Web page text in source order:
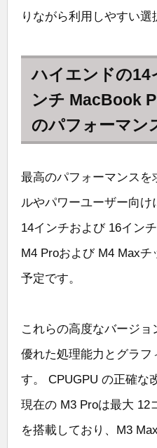
りながら利用しやすい選
ハイエンドの14
ンチ MacBook
のパフォーマン
最高のパフォーマンスを
ルやパワーユーザー向
14インチおよび 16イン
M4 Proおよび M4 Max
予定です。
これらの高度なバージ
優れた処理能力とグラフ
す。 CPUGPU の正確な
現在の M3 Proは最大 12
を搭載しており、M3